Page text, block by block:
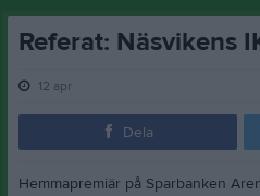
Referat: Näsvikens
12 apr
Dela
Hemmapremiär på Sparbanken